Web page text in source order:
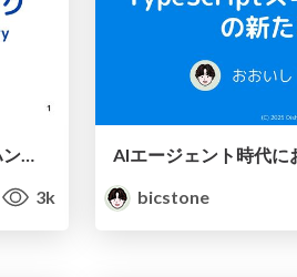
3k
bicstone